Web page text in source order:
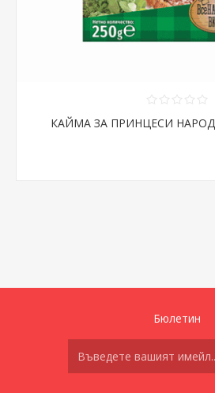
КАЙМА ЗА ПРИНЦЕСИ
Бюлетин